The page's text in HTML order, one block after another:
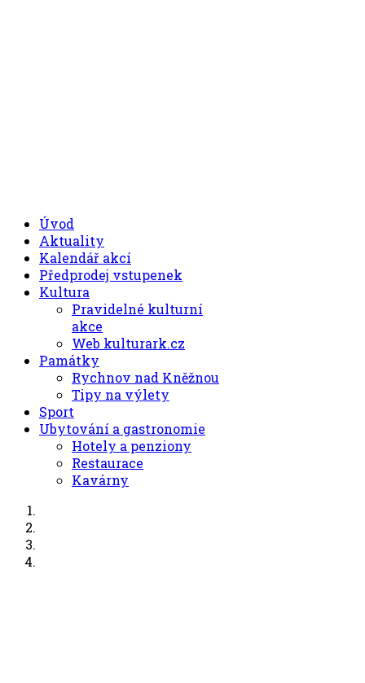
Úvod
Aktuality
Kalendář akcí
Předprodej vstupenek
Kultura
Pravidelné kulturní
akce
Web kulturark.cz
Památky
Rychnov nad Kněžnou
Tipy na výlety
Sport
Ubytování a gastronomie
Hotely a penziony
Restaurace
Kavárny